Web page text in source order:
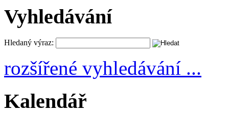
Vyhledávání
Hledaný výraz:
rozšířené vyhledávání ...
Kalendář